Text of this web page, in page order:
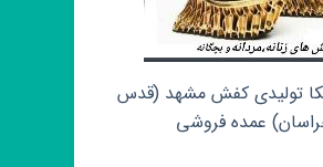
تولیدی کفش مشهد (قدس
عمده فروشی